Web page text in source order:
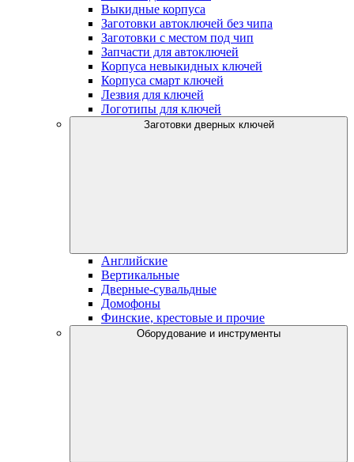
Выкидные корпуса
Заготовки автоключей без чипа
Заготовки с местом под чип
Запчасти для автоключей
Корпуса невыкидных ключей
Корпуса смарт ключей
Лезвия для ключей
Логотипы для ключей
Заготовки дверных ключей
Английские
Вертикальные
Дверные-сувальдные
Домофоны
Финские, крестовые и прочие
Оборудование и инструменты